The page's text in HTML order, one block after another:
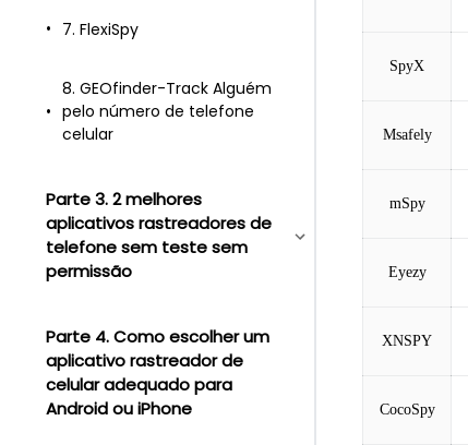
7. FlexiSpy
8. GEOfinder-Track Alguém
pelo número de telefone
celular
Parte 3. 2 melhores
aplicativos rastreadores de
telefone sem teste sem
permissão
Parte 4. Como escolher um
aplicativo rastreador de
celular adequado para
Android ou iPhone
SpyX
Msafely
mSpy
Eyezy
XNSPY
CocoSpy